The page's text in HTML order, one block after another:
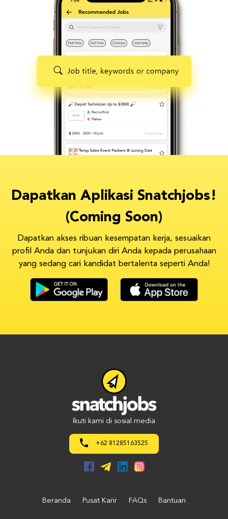
Dapatkan Aplikasi Snatchjobs!
(Coming Soon)
Dapatkan akses ribuan kesempatan kerja, sesuaikan
profil Anda dan tunjukan diri Anda kepada perusahaan
yang sedang cari kandidat bertalenta seperti Anda!
Ikuti kami di sosial media
+62 81285163525
Beranda Pusat Karir FAQs Bantuan